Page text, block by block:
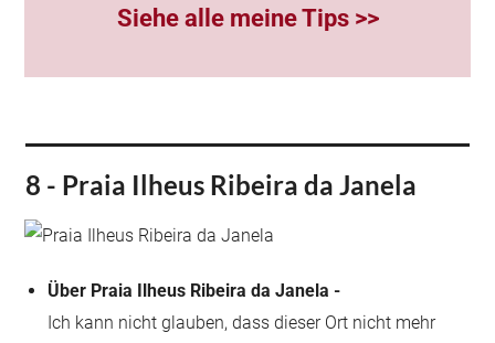
Siehe alle meine Tips >>
8 - Praia Ilheus Ribeira da Janela
Über Praia Ilheus Ribeira da Janela -
Ich kann nicht glauben, dass dieser Ort nicht mehr